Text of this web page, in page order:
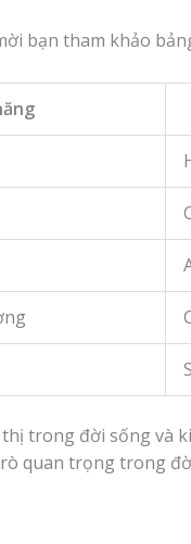
bạn tham khảo
trong đời sống và
quan trọng trong